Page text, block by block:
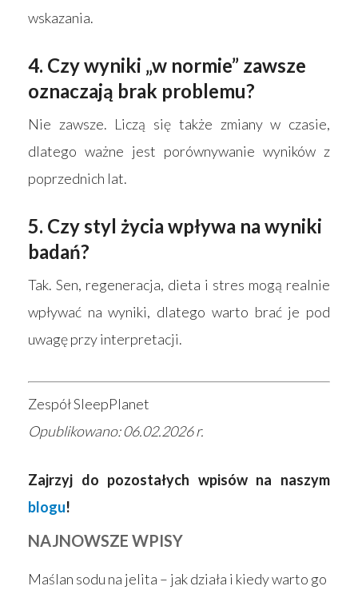
wskazania.
4. Czy wyniki „w normie” zawsze
oznaczają brak problemu?
Nie zawsze. Liczą się także zmiany w czasie,
dlatego ważne jest porównywanie wyników z
poprzednich lat.
5. Czy styl życia wpływa na wyniki
badań?
Tak. Sen, regeneracja, dieta i stres mogą realnie
wpływać na wyniki, dlatego warto brać je pod
uwagę przy interpretacji.
Zespół SleepPlanet
Opublikowano: 06.02.2026 r.
Zajrzyj do pozostałych wpisów na naszym
blogu!
NAJNOWSZE WPISY
Maślan sodu na jelita – jak działa i kiedy warto go